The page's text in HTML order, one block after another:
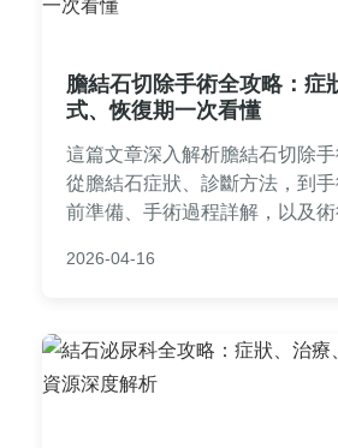
膽結石切除手術全攻略：症
式、恢復期一次看懂
這篇文章深入解析膽結石切除手
從膽結石症狀、診斷方法，到
前準備、手術過程詳解，以及
膽結石切除，減輕焦慮，做出明
2026-04-16